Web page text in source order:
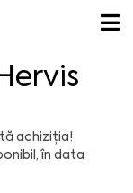
achiziția!
în data